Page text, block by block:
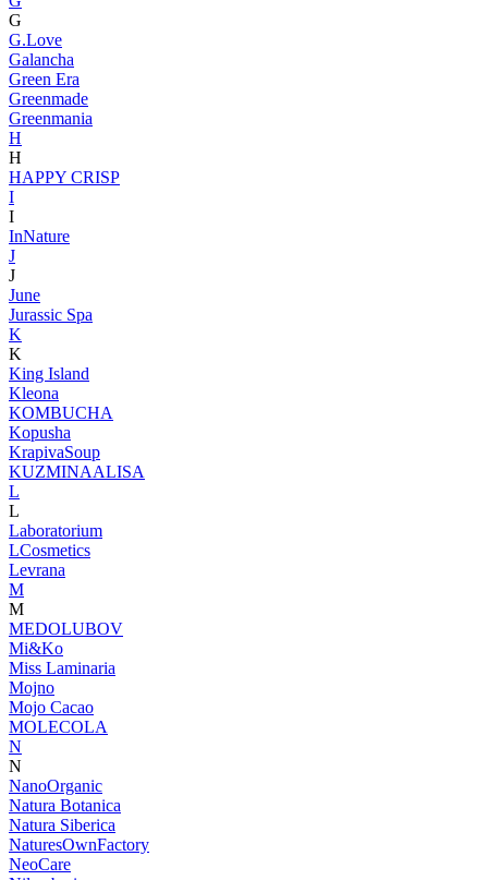
G
G.Love
Galancha
Green Era
Greenmade
Greenmania
H
H
HAPPY CRISP
I
I
InNature
J
J
June
Jurassic Spa
K
K
King Island
Kleona
KOMBUCHA
Kopusha
KrapivaSoup
KUZMINAALISA
L
L
Laboratorium
LCosmetics
Levrana
M
M
MEDOLUBOV
Mi&Ko
Miss Laminaria
Mojno
Mojo Cacao
MOLECOLA
N
N
NanoOrganic
Natura Botanica
Natura Siberica
NaturesOwnFactory
NeoCare